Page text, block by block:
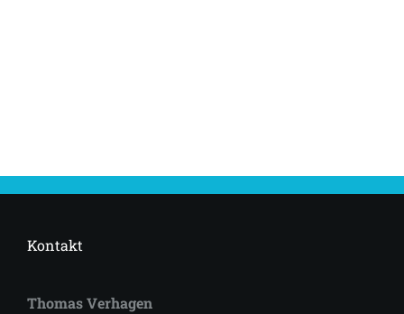
Kontakt
Thomas Verhagen